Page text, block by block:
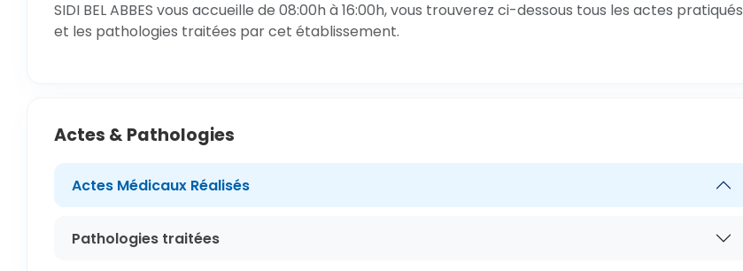
SIDI BEL ABBES vous accueille de 08:00h à 16:00h, vous trouverez ci-dessous tous les actes pratiqués
et les pathologies traitées par cet établissement.
Actes & Pathologies
Actes Médicaux Réalisés
Pathologies traitées